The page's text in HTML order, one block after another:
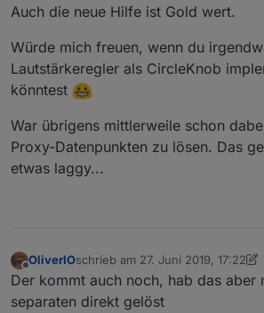
für das player-widget und
konfigurierbar gemacht
und die Bearbeitung des
Dropdaown/Auswahlliste (@
erhalten.
Auch die neue Hilfe ist Gold wert.
Würde mich freuen, wenn du
Lautstärkeregler als CircleKnob
könntest
War übrigens mittlerweile schon
Proxy-Datenpunkten zu lösen. Das
etwas laggy...
Offline
OliverIOschrieb am 27. Juni 2019, 17:22
zuletzt editiert von OliverIO
Der kommt auch noch, hab das
separaten direkt gelöst